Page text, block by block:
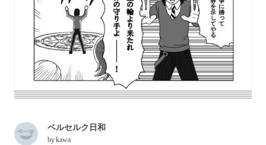
ベルセルク日和
bykawa